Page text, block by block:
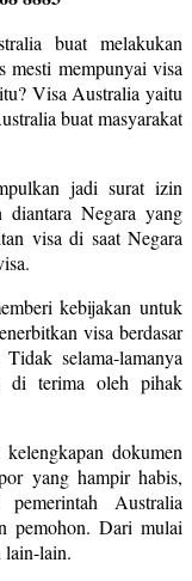
buat melakukan
mesti mempunyai visa
Visa Australia yaitu
buat masyarakat
jadi surat izin
Negara yang
visa di saat Negara
kebijakan untuk
visa berdasar
selama-lamanya
di terima oleh pihak
dokumen
yang hampir habis,
Australia
pemohon. Dari mulai
lain-lain.